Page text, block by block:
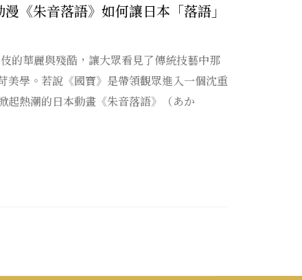
《朱音落語》如何讓日本「落語」
的華麗與殘酷，讓大眾看見了傳統技藝中那
美學。若說《國寶》是帶領觀眾進入一個沈重
起熱潮的日本動畫《朱音落語》（あか